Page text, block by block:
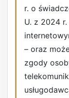
r. o
U. z 2024
– oraz
zgody